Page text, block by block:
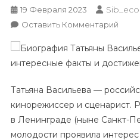
19 Февраля 2023
Оставить КомментарийК
—
Все
Татьяна Васильева —
кинорежиссер и сценарист.
в Ленинграде (ныне Санкт-
молодости проявила